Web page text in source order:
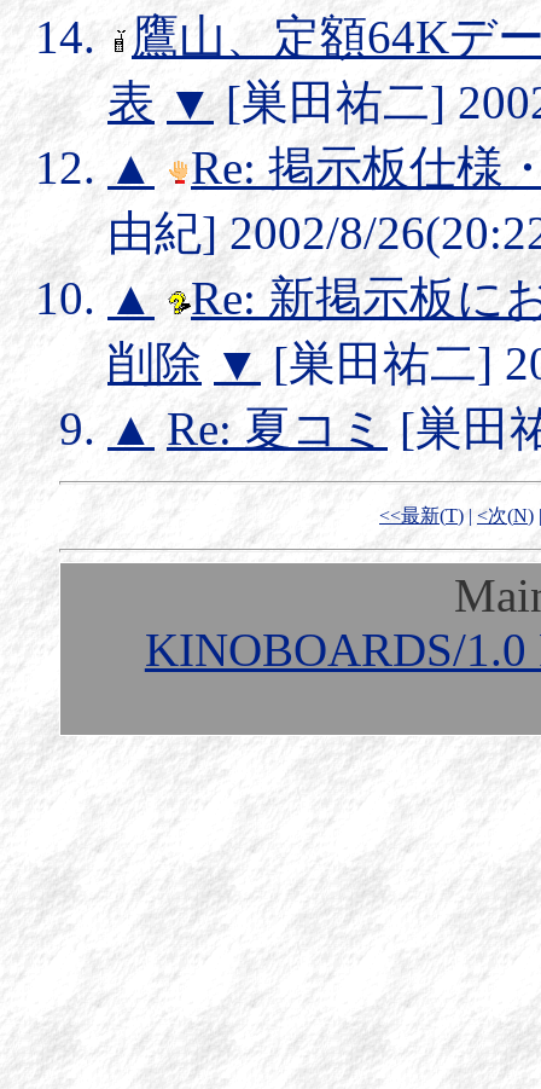
鷹山、定額64Kデ
表 ▼[巣田祐二]
▲
Re: 掲示板仕様
由紀] 2002/8/
▲
Re: 新掲示板に
削除 ▼ [巣田祐二]
▲ Re: 夏コミ [巣田
<<最新(T) | <次(N)
KINOBOARDS/1.0